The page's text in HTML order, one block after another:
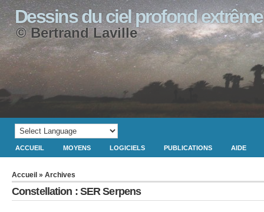
Dessins du ciel profond extrême
© Bertrand Laville
ACCUEIL MOYENS LOGICIELS PUBLICATIONS AIDE
Accueil » Archives
Constellation : SER Serpens